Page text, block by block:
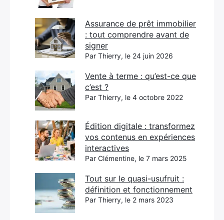
Assurance de prêt immobilier
: tout comprendre avant de
signer
Par Thierry, le 24 juin 2026
Vente à terme : qu’est-ce que
c’est ?
Par Thierry, le 4 octobre 2022
Édition digitale : transformez
vos contenus en expériences
interactives
Par Clémentine, le 7 mars 2025
Tout sur le quasi-usufruit :
définition et fonctionnement
Par Thierry, le 2 mars 2023